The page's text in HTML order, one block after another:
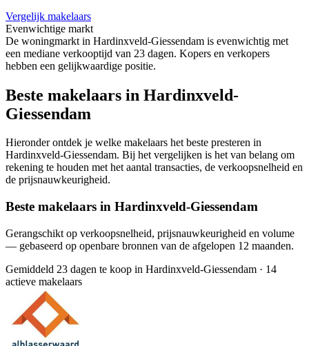
Vergelijk makelaars
Evenwichtige markt
De woningmarkt in Hardinxveld-Giessendam is evenwichtig met
een mediane verkooptijd van 23 dagen. Kopers en verkopers
hebben een gelijkwaardige positie.
Beste makelaars in Hardinxveld-
Giessendam
Hieronder ontdek je welke makelaars het beste presteren in
Hardinxveld-Giessendam. Bij het vergelijken is het van belang om
rekening te houden met het aantal transacties, de verkoopsnelheid en
de prijsnauwkeurigheid.
Beste makelaars in Hardinxveld-Giessendam
Gerangschikt op verkoopsnelheid, prijsnauwkeurigheid en volume
— gebaseerd op openbare bronnen van de afgelopen 12 maanden.
Gemiddeld 23 dagen te koop in Hardinxveld-Giessendam · 14
actieve makelaars